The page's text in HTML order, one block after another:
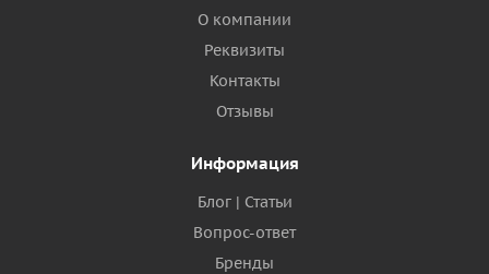
О компании
Реквизиты
Контакты
Отзывы
Информация
Блог | Статьи
Вопрос-ответ
Бренды